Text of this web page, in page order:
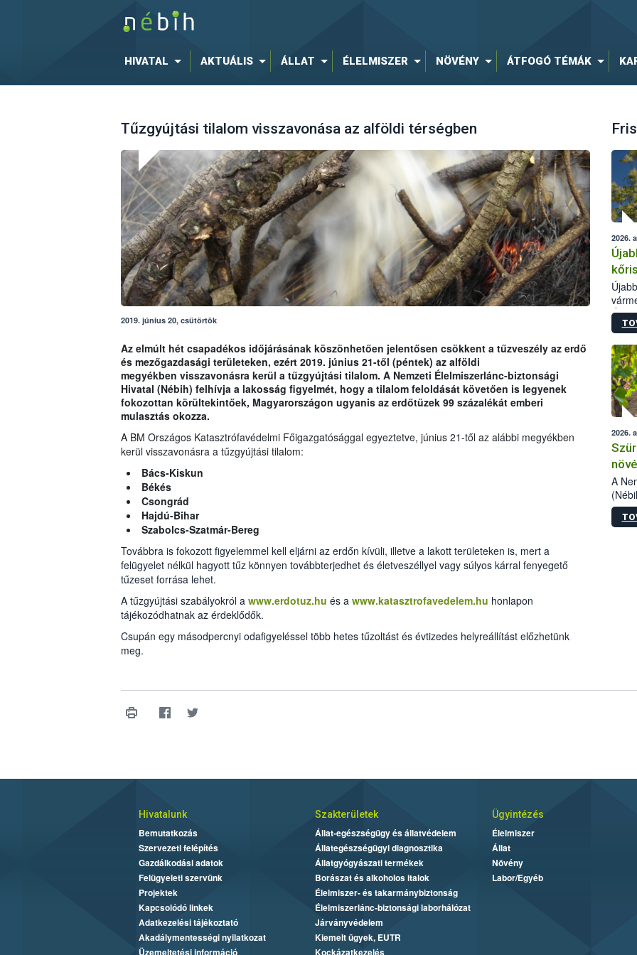
HIVATAL AKTUÁLIS ÁLLAT ÉLELMISZER NÖVÉNY ÁTFOGÓ TÉMÁK
Tűzgyújtási tilalom visszavonása az alföldi térségben
2019. június 20, csütörtök
Az elmúlt hét csapadékos időjárásának köszönhetően jelentősen csökkent a tűzveszély az erdő
és mezőgazdasági területeken, ezért 2019. június 21-től (péntek) az alföldi
megyékben visszavonásra kerül a tűzgyújtási tilalom. A Nemzeti Élelmiszerlánc-biztonsági
Hivatal (Nébih) felhívja a lakosság figyelmét, hogy a tilalom feloldását követően is legyenek
fokozottan körültekintőek, Magyarországon ugyanis az erdőtüzek 99 százalékát emberi
mulasztás okozza.
A BM Országos Katasztrófavédelmi Főigazgatósággal egyeztetve, június 21-től az alábbi megyékben
kerül visszavonásra a tűzgyújtási tilalom:
Bács-Kiskun
Békés
Csongrád
Hajdú-Bihar
Szabolcs-Szatmár-Bereg
Továbbra is fokozott figyelemmel kell eljárni az erdőn kívüli, illetve a lakott területeken is, mert a
felügyelet nélkül hagyott tűz könnyen továbbterjedhet és életveszéllyel vagy súlyos kárral fenyegető
tűzeset forrása lehet.
A tűzgyújtási szabályokról a www.erdotuz.hu és a www.katasztrofavedelem.hu honlapon
tájékozódhatnak az érdeklődők.
Csupán egy másodpercnyi odafigyeléssel több hetes tűzoltást és évtizedes helyreállítást előzhetünk
meg.
2026.
2026.
A
Hivatalunk
Bemutatkozás
Szervezeti felépítés
Gazdálkodási adatok
Felügyeleti szervünk
Projektek
Kapcsolódó linkek
Adatkezelési tájékoztató
Akadálymentességi nyilatkozat
Üzemeltetési információ
Szakterületek
Állat-egészségügy és állatvédelem
Állategészségügyi diagnosztika
Állatgyógyászati termékek
Borászat és alkoholos italok
Élelmiszer- és takarmánybiztonság
Élelmiszerlánc-biztonsági laborhálózat
Járványvédelem
Kiemelt ügyek, EUTR
Kockázatkezelés
Ügyintézés
Élelmiszer
Állat
Növény
Labor/Egyéb